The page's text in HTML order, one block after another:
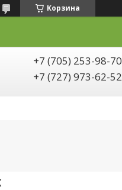
Корзина
+7 (705) 253-98-70
+7 (727) 973-62-52